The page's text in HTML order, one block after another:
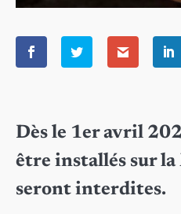
Dès le 1er avril
être installés sur la
seront interdites.